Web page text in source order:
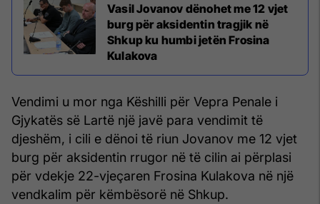
Vasil Jovanov dënohet me 12 vjet
burg për aksidentin tragjik në
Shkup ku humbi jetën Frosina
Kulakova
Vendimi u mor nga Këshilli për Vepra Penale i
Gjykatës së Lartë një javë para vendimit të
djeshëm, i cili e dënoi të riun Jovanov me 12 vjet
burg për aksidentin rrugor në të cilin ai përplasi
për vdekje 22-vjeçaren Frosina Kulakova në një
vendkalim për këmbësorë në Shkup.